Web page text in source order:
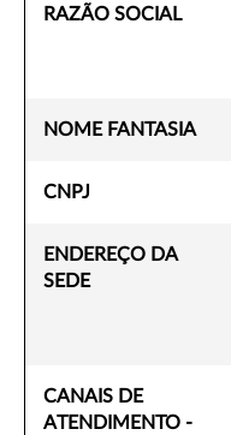
RAZÃO SOCIAL
NOME FANTASIA
CNPJ
ENDEREÇO DA
SEDE
CANAIS DE
ATENDIMENTO -